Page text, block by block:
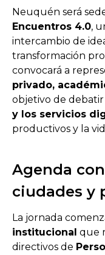
Neuquén será
Encuentros 4.0,
intercambio de
transformación
convocará a
privado,
objetivo de debatir
y los servicios
productivos y la
Agenda
ciudades y
La jornada
institucional que
directivos de